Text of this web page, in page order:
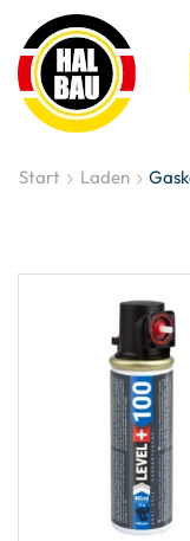
Start Laden